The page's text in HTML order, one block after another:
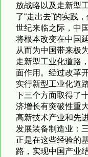
放战略以及走新型
了“走出去”的实践
世纪来临之际，中
将根本改变在中国
从而为中国带来极
走新型工业化道路
面作用。经过改革
实行新型工业化道
下三个方面取得了
济增长有突破性重
高新技术产业和先
发展装备制造业：
正是在这些经验的
路，实现中国产业